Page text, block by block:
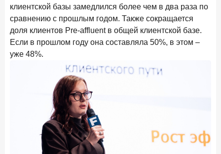
27 апреля 2026 года ИССЛЕДОВАНИЕ
Банки скорректировали доходность вкладов после
снижения ключевой ставки до 14,5%
Цифра дня
Средний срок ипотеки на вторичном рынке
23,3лет
Frank Data. Ипотека
24 апреля 2026 года ИССЛЕДОВАНИЕ
клиентской базы замедлился более чем в два раза по
сравнению с прошлым годом. Также сокращается
доля клиентов Pre-affluent в общей клиентской базе.
Если в прошлом году она составляла 50%, в этом –
уже 48%.